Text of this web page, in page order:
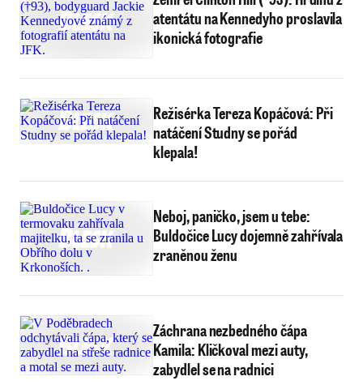
atentátu na Kennedyho proslavila
ikonická fotografie
Režisérka Tereza Kopáčová: Při
natáčení Studny se pořád
klepala!
Neboj, paničko, jsem u tebe:
Buldočice Lucy dojemně zahřívala
zraněnou ženu
Záchrana nezbedného čápa
Kamila: Kličkoval mezi auty,
zabydlel se na radnici